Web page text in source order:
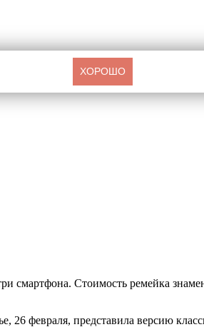
смартфона. Стоимость ремейка
26 февраля, представила версию
ХОРОШО